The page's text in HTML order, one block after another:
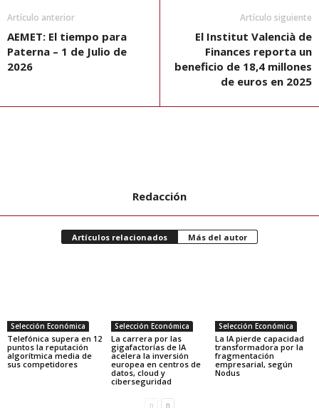
Artículo anterior
AEMET: El tiempo para
Paterna – 1 de Julio de
2026
Artículo siguiente
El Institut Valencià de
Finances reporta un
beneficio de 18,4 millones
de euros en 2025
Redacción
Artículos relacionados Más del autor
Selección Económica
Telefónica supera en 12
puntos la reputación
algorítmica media de
sus competidores
Selección Económica
La carrera por las
gigafactorías de IA
acelera la inversión
europea en centros de
datos, cloud y
ciberseguridad
Selección Económica
La IA pierde capacidad
transformadora por la
fragmentación
empresarial, según
Nodus